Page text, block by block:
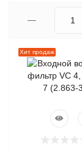
Хит продаж